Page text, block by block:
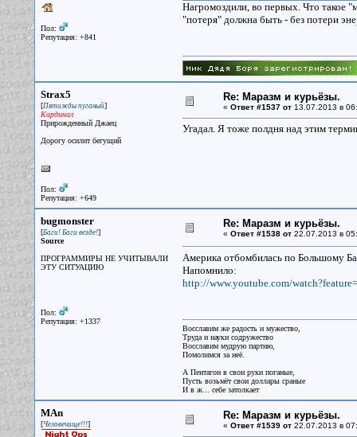
Пол:
Репутация: +841
Нагромоздили, во первых. Что такое
"потеря" должна быть - без потери
Strax5
[Пятижды пуганый]
Кардинал
Прирожденный Джаец
Дорогу осилит бегущий
Пол:
Репутация: +649
Re: Маразм и курьёзы.
« Ответ #1537 от13.07.2013 в
Угадал. Я тоже полдня над этим
bugmonster
[Баги! Баги везде!]
Source
ПРОГРАММИРЫ НЕ УЧИТЫВАЛИ
ЭТУ СИТУАЦИЮ
Пол:
Репутация: +1337
Re: Маразм и курьёзы.
« Ответ #1538 от22.07.2013 в
Америка отбомбилась по Большому
Напомнило:
http://www.youtube.com/
Восславим же радость и мужество,
Труда и науки содружество
Восславим мудрую партию,
Помолимся за неё.
А Пентагон в свои руки поганые,
Пусть возьмёт свои доллары сраные
И в ж... себе затолкает
MAn
[Человечище!!!]
Re: Маразм и курьёзы.
« Ответ #1539 от22.07.2013 в